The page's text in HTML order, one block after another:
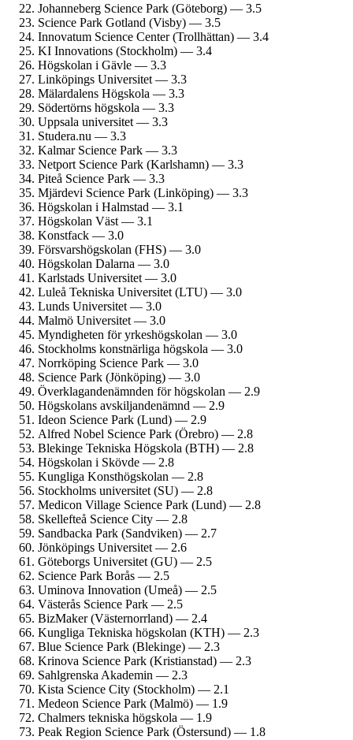
Johanneberg Science Park (Göteborg) — 3.5
Science Park Gotland (Visby) — 3.5
Innovatum Science Center (Trollhättan) — 3.4
KI Innovations (Stockholm) — 3.4
Högskolan i Gävle — 3.3
Linköpings Universitet — 3.3
Mälardalens Högskola — 3.3
Södertörns högskola — 3.3
Uppsala universitet — 3.3
Studera.nu — 3.3
Kalmar Science Park — 3.3
Netport Science Park (Karlshamn) — 3.3
Piteå Science Park — 3.3
Mjärdevi Science Park (Linköping) — 3.3
Högskolan i Halmstad — 3.1
Högskolan Väst — 3.1
Konstfack — 3.0
Försvars­högskolan (FHS) — 3.0
Högskolan Dalarna — 3.0
Karlstads Universitet — 3.0
Luleå Tekniska Universitet (LTU) — 3.0
Lunds Universitet — 3.0
Malmö Universitet — 3.0
Myndigheten för yrkes­högskolan — 3.0
Stockholms konstnärliga högskola — 3.0
Norrköping Science Park — 3.0
Science Park (Jönköping) — 3.0
Överklagande­nämnden för högskolan — 2.9
Högskolans avskiljande­nämnd — 2.9
Ideon Science Park (Lund) — 2.9
Alfred Nobel Science Park (Örebro) — 2.8
Blekinge Tekniska Högskola (BTH) — 2.8
Högskolan i Skövde — 2.8
Kungliga Konst­högskolan — 2.8
Stockholms universitet (SU) — 2.8
Medicon Village Science Park (Lund) — 2.8
Skellefteå Science City — 2.8
Sandbacka Park (Sandviken) — 2.7
Jönköpings Universitet — 2.6
Göteborgs Universitet (GU) — 2.5
Science Park Borås — 2.5
Uminova Innovation (Umeå) — 2.5
Västerås Science Park — 2.5
BizMaker (Västernorrland) — 2.4
Kungliga Tekniska högskolan (KTH) — 2.3
Blue Science Park (Blekinge) — 2.3
Krinova Science Park (Kristianstad) — 2.3
Sahlgrenska Akademin — 2.3
Kista Science City (Stockholm) — 2.1
Medeon Science Park (Malmö) — 1.9
Chalmers tekniska högskola — 1.9
Peak Region Science Park (Östersund) — 1.8